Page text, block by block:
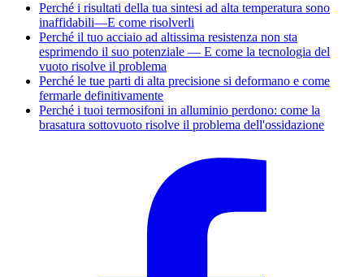
Perché i risultati della tua sintesi ad alta temperatura sono
inaffidabili—E come risolverli
Perché il tuo acciaio ad altissima resistenza non sta
esprimendo il suo potenziale — E come la tecnologia del
vuoto risolve il problema
Perché le tue parti di alta precisione si deformano e come
fermarle definitivamente
Perché i tuoi termosifoni in alluminio perdono: come la
brasatura sottovuoto risolve il problema dell'ossidazione